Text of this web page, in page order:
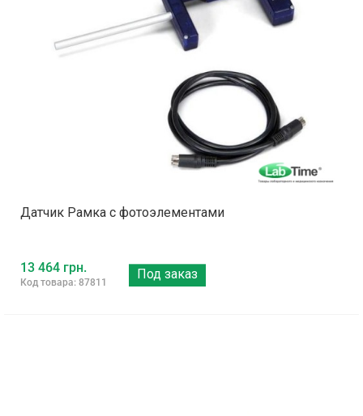
Датчик Рамка с фотоэлементами
13 464 грн.
Код товара: 87811
Под заказ